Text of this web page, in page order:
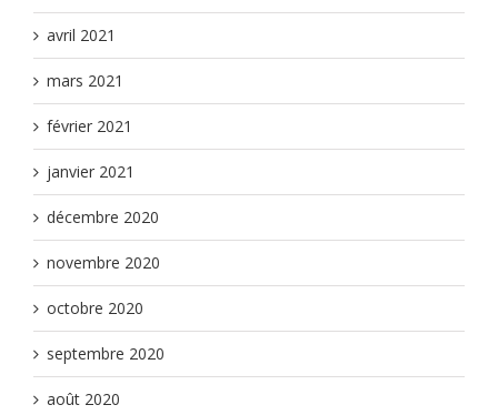
avril 2021
mars 2021
février 2021
janvier 2021
décembre 2020
novembre 2020
octobre 2020
septembre 2020
août 2020